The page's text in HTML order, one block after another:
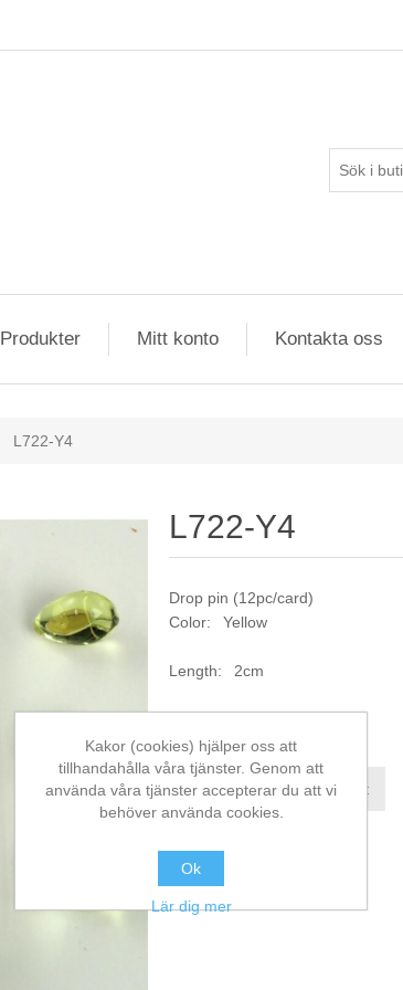
Produkter Mitt konto Kontakta oss
L722-Y4
L722-Y4
Drop pin (12pc/card)
Color: Yellow
Length: 2cm
Jämför denna produkt
Kakor (cookies) hjälper oss att
tillhandahålla våra tjänster. Genom att
använda våra tjänster accepterar du att vi
behöver använda cookies.
Ok
Lär dig mer